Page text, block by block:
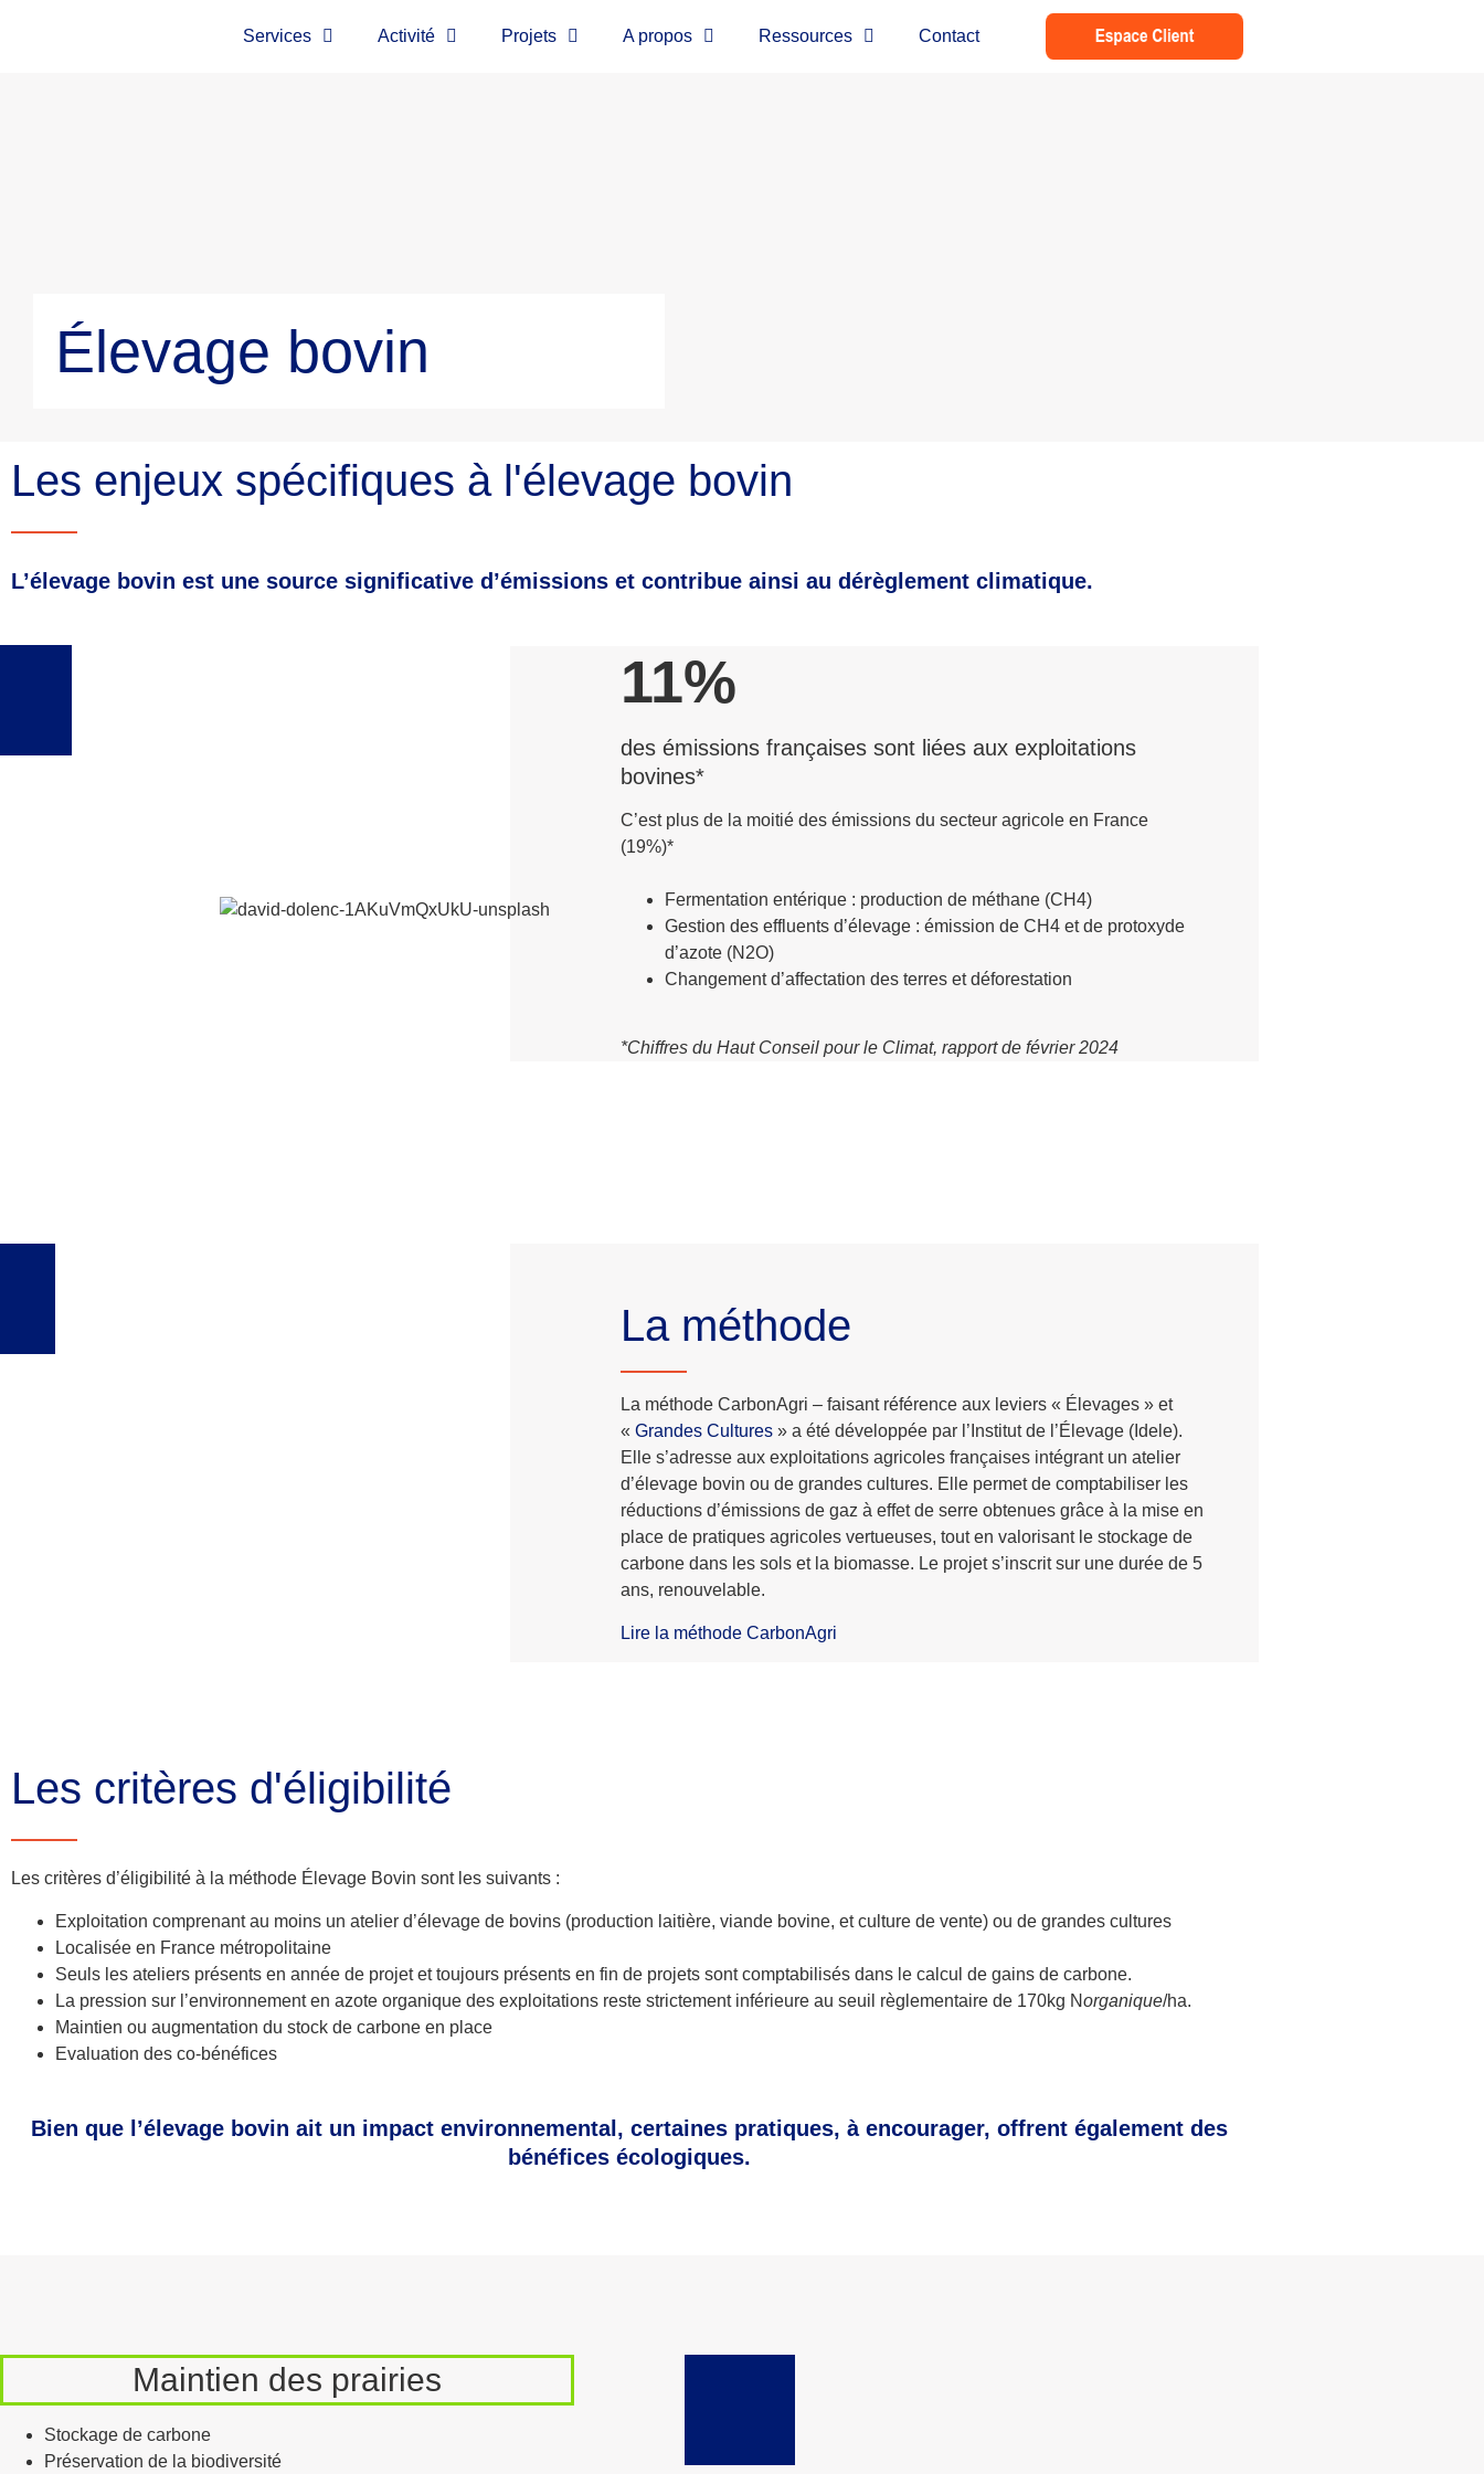
Services
Activité Projets A propos Ressources Contact
Élevage bovin
Les enjeux spécifiques à l'élevage bovin
L’élevage bovin est une source significative d’émissions et contribue ainsi au dérèglement climatique.
11%
des émissions françaises sont liées aux exploitations
bovines*
C’est plus de la moitié des émissions du secteur agricole en France
(19%)*
Fermentation entérique : production de méthane (CH4)
Gestion des effluents d’élevage : émission de CH4 et de protoxyde
d’azote (N2O)
Changement d’affectation des terres et déforestation
*Chiffres du Haut Conseil pour le Climat, rapport de février 2024
La méthode
La méthode CarbonAgri – faisant référence aux leviers « Élevages » et
« Grandes Cultures» a été développée par l’Institut de l’Élevage (Idele).
Elle s’adresse aux exploitations agricoles françaises intégrant un atelier
d’élevage bovin ou de grandes cultures. Elle permet de comptabiliser les
réductions d’émissions de gaz à effet de serre obtenues grâce à la mise en
place de pratiques agricoles vertueuses, tout en valorisant le stockage de
carbone dans les sols et la biomasse. Le projet s’inscrit sur une durée de 5
ans, renouvelable.
Lire la méthode CarbonAgri
Les critères d'éligibilité
Les critères d’éligibilité à la méthode Élevage Bovin sont les suivants :
Exploitation comprenant au moins un atelier d’élevage de bovins (production laitière, viande bovine, et culture de vente) ou de grandes cultures
Localisée en France métropolitaine
Seuls les ateliers présents en année de projet et toujours présents en fin de projets sont comptabilisés dans le calcul de gains de carbone.
La pression sur l’environnement en azote organique des exploitations reste strictement inférieure au seuil règlementaire de 170kg Norganique/ha.
Maintien ou augmentation du stock de carbone en place
Evaluation des co-bénéfices
Bien que l’élevage bovin ait un impact environnemental, certaines pratiques, à encourager, offrent également des
bénéfices écologiques.
Maintien des prairies
Stockage de carbone
Préservation de la biodiversité